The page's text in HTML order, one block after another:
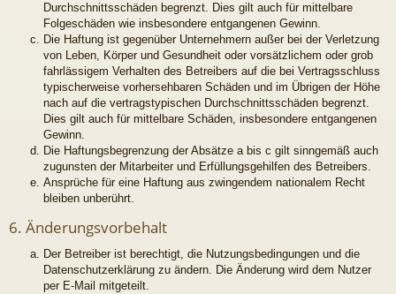
Durchschnittsschäden begrenzt. Dies gilt auch für mittelbare
Folgeschäden wie insbesondere entgangenen Gewinn.
Die Haftung ist gegenüber Unternehmern außer bei der Verletzung
von Leben, Körper und Gesundheit oder vorsätzlichem oder grob
fahrlässigem Verhalten des Betreibers auf die bei Vertragsschluss
typischerweise vorhersehbaren Schäden und im Übrigen der Höhe
nach auf die vertragstypischen Durchschnittsschäden begrenzt.
Dies gilt auch für mittelbare Schäden, insbesondere entgangenen
Gewinn.
Die Haftungsbegrenzung der Absätze a bis c gilt sinngemäß auch
zugunsten der Mitarbeiter und Erfüllungsgehilfen des Betreibers.
Ansprüche für eine Haftung aus zwingendem nationalem Recht
bleiben unberührt.
6. Änderungsvorbehalt
Der Betreiber ist berechtigt, die Nutzungsbedingungen und die
Datenschutzerklärung zu ändern. Die Änderung wird dem Nutzer
per E-Mail mitgeteilt.